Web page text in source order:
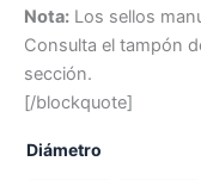
Nota: Los sellos
Consulta el tampón
sección.
[/blockquote]
Diámetro